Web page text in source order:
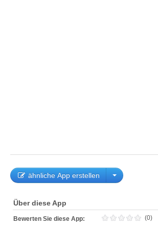
ähnliche App erstellen
Über diese App
Bewerten Sie diese App: (0)